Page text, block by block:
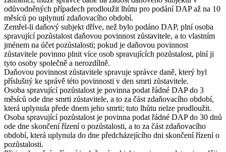
odůvodněných případech prodloužit lhůtu pro podání DAP až na 10
měsíců po uplynutí zdaňovacího období.
Zemřel-li daňový subjekt dříve, než bylo podáno DAP, plní osoba
spravující pozůstalost daňovou povinnost zůstavitele, a to vlastním
jménem na účet pozůstalosti; pokud je daňovou povinnost
zůstavitele povinno plnit více osob spravujících pozůstalost, plní ji
tyto osoby společně a nerozdílně.
Daňovou povinnost zůstavitele spravuje správce daně, který byl
příslušný ke správě této povinnosti v den smrti zůstavitele.
Osoba spravující pozůstalost je povinna podat řádné DAP do 3
měsíců ode dne smrti zůstavitele, a to za část zdaňovacího období,
která uplynula přede dnem jeho smrti; tuto lhůtu nelze prodloužit.
Osoba spravující pozůstalost je povinna podat řádné DAP do 30 dnů
ode dne skončení řízení o pozůstalosti, a to za část zdaňovacího
období, která uplynula do dne předcházejícího dni skončení řízení o
pozůstalosti.